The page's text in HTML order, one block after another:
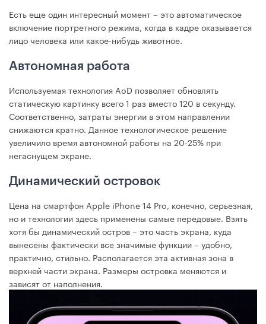
Есть еще один интересный момент – это автоматическое
включение портретного режима, когда в кадре оказывается
лицо человека или какое-нибудь животное.
Автономная работа
Используемая технология AoD позволяет обновлять
статическую картинку всего 1 раз вместо 120 в секунду.
Соответственно, затраты энергии в этом направлении
снижаются кратно. Данное технологическое решение
увеличило время автономной работы на 20-25% при
негаснущем экране.
Динамический островок
Цена на смартфон Apple iPhone 14 Pro, конечно, серьезная,
но и технологии здесь применены самые передовые. Взять
хотя бы динамический остров – это часть экрана, куда
вынесены фактически все значимые функции – удобно,
практично, стильно. Располагается эта активная зона в
верхней части экрана. Размеры островка меняются и
зависят от наполнения.